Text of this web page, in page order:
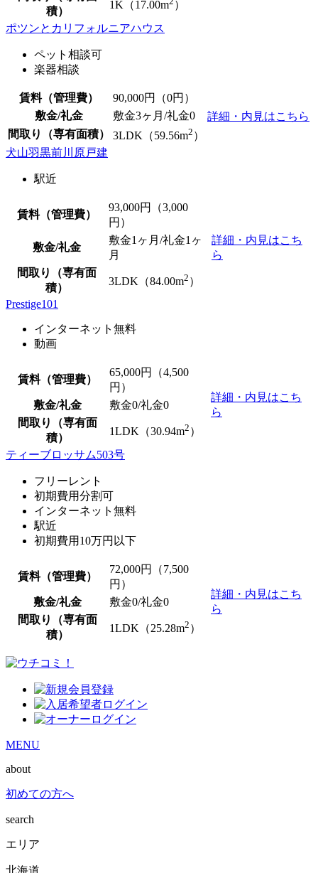
積）
1K（17.00m ）
ポツンとカリフォルニアハウス
ペット相談可
楽器相談
賃料（管理費） 90,000円（0円）
詳細・内見はこちら
敷金/礼金 敷金3ヶ月/礼金0
間取り（専有面積）
3LDK（59.56m2 ）
犬山羽黒前川原戸建
駅近
賃料（管理費）
93,000円（3,000
円）
詳細・内見はこち
ら
敷金/礼金
敷金1ヶ月/礼金1ヶ
月
間取り（専有面
積）
3LDK（84.00m2 ）
Prestige101
インターネット無料
動画
賃料（管理費）
65,000円（4,500
円）
詳細・内見はこち
ら
敷金/礼金 敷金0/礼金0
間取り（専有面
積）
1LDK（30.94m2 ）
ティーブロッサム503号
フリーレント
初期費用分割可
インターネット無料
駅近
初期費用10万円以下
賃料（管理費）
72,000円（7,500
円）
詳細・内見はこち
ら
敷金/礼金 敷金0/礼金0
間取り（専有面
積）
1LDK（25.28m2 ）
MENU
about
初めての方へ
search
エリア